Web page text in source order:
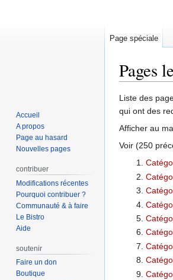
Pages
Aller
à
la
Aller
à
la
Liste des
qui ont des
Afficher au
Voir (250
Page spéciale
Accueil
A propos
Page au hasard
Nouvelles pages
contribuer
Modifications récentes
Pourquoi contribuer ?
Communauté & à faire
Le Bistro
Aide
soutenir
Faire un don
Boutique